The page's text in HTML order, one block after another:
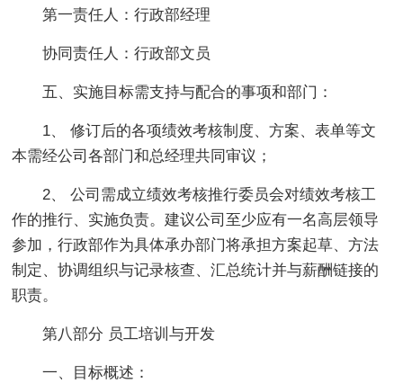
第一责任人：行政部经理
协同责任人：行政部文员
五、实施目标需支持与配合的事项和部门：
1、 修订后的各项绩效考核制度、方案、表单等文
本需经公司各部门和总经理共同审议；
2、 公司需成立绩效考核推行委员会对绩效考核工
作的推行、实施负责。建议公司至少应有一名高层领导
参加，行政部作为具体承办部门将承担方案起草、方法
制定、协调组织与记录核查、汇总统计并与薪酬链接的
职责。
第八部分 员工培训与开发
一、目标概述：